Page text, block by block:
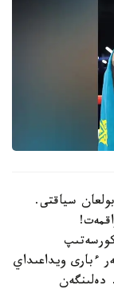
سياقتى.
ءبارى ويداعىداي
دەلىنگەن